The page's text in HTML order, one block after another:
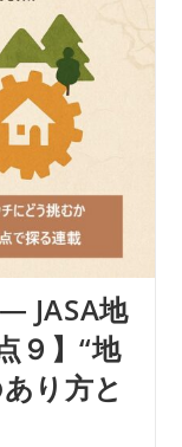
JASA地
９】“地
り方と